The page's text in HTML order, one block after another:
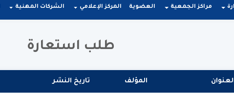
مراكز الجمعية العضوية المركز الإعلامي الشركات المهنية
طلب استعارة
المؤلف تاريخ النشر